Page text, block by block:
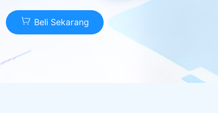
Beli Sekarang